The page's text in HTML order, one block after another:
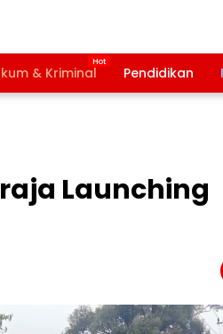
& Kriminal Pendidikan
Launching